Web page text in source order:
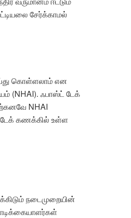
சேர்க்காமல்
கொள்ளலாம் என
(NHAI). ஃபாஸ்ட் டேக்
NHAI
டேக் கணக்கில் உள்ள
நடைமுறையின்